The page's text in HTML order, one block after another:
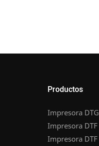
Productos
Impresora DTG
Impresora DTF
Impresora DTF